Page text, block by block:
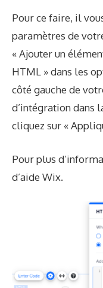
Pour ce faire, il
paramètres de
« Ajouter un
HTML » dans les
côté gauche de
d’intégration dans
cliquez sur «
Pour plus
d’aide Wix.